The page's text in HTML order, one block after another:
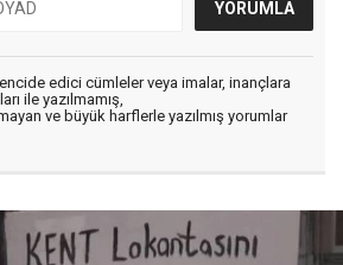
edici cümleler veya imalar, inançlara
ile yazılmamış,
ve büyük harflerle yazılmış yorumlar